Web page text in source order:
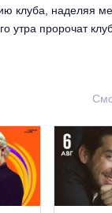
клуба, наделяя
пророчат